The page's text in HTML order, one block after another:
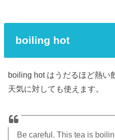
boiling hot
boiling hot はうだるほど熱い
天気に対しても使えます。
Be careful. This tea is